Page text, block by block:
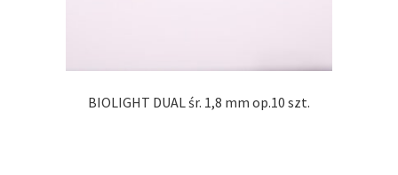
BIOLIGHT DUAL śr. 1,8 mm op.10 szt.